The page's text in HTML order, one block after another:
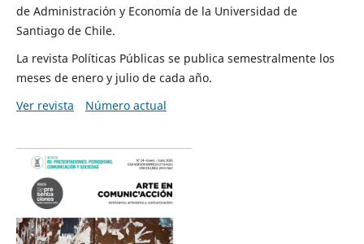
de Administración y Economía de la Universidad de
Santiago de Chile.
La revista Políticas Públicas se publica semestralmente los
meses de enero y julio de cada año.
Ver revista
Número actual